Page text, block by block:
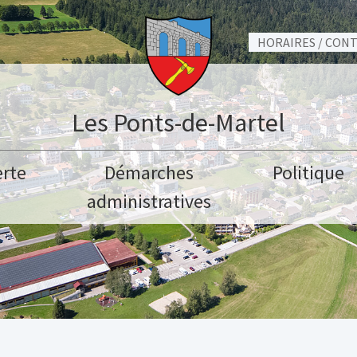
HORAIRES /
Les Ponts-de-Martel
Démarches
administratives
Politique